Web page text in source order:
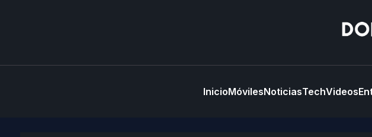
InicioMóvilesNoticiasTechVideos